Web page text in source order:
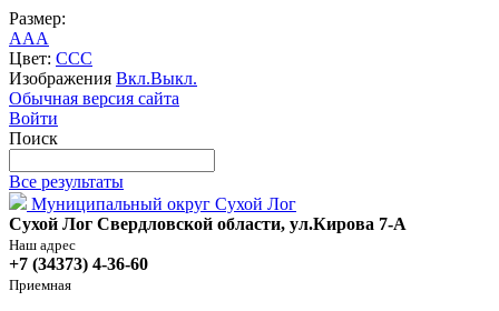
Размер:
AAA
Цвет: CCC
Изображения Вкл.Выкл.
Обычная версия сайта
Войти
Поиск
Все результаты
Муниципальный округ Сухой Лог
Сухой Лог Свердловской области, ул.Кирова 7-А
Наш адрес
+7 (34373) 4-36-60
Приемная